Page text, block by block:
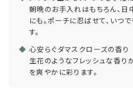
朝晩のお手入れはもちろん、
にも。ポーチに忍ばせて、いつ
す。
◆ 心安らぐダマスクローズの香り
生花のようなフレッシュな香り
を爽やかに彩ります。